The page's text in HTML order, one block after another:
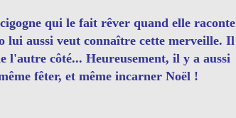
qui le fait rêver quand elle raconte
lui aussi veut connaître cette merveille. Il
l'autre côté... Heureusement, il y a aussi
fêter, et même incarner Noël !